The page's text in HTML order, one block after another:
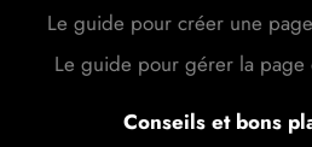
Le guide pour créer une
Le guide pour gérer la page
Conseils et bons